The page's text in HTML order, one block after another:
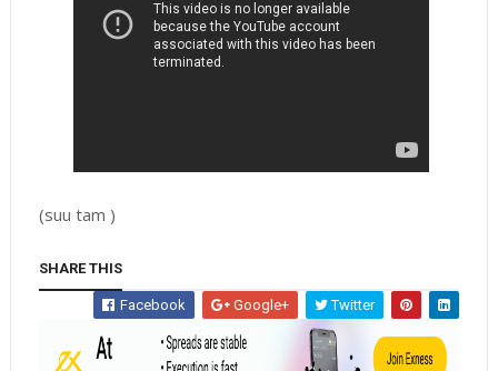
(suu tam )
SHARE THIS
Facebook Google+ Twitter